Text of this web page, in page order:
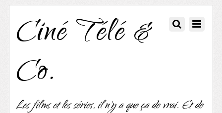
Ciné Télé &
Co.
Les films et les séries, il n'y a que ça de vrai. Et de